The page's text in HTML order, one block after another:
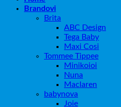
Brandovi
Brita
ABC Design
Tega Baby
Maxi Cosi
Tommee Tippee
Minikoioi
Nuna
Maclaren
babynova
Joie